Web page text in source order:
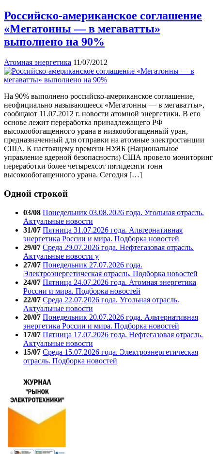
Российско-американское соглашение
«Мегатонны — в мегаватты»
выполнено на 90%
Атомная энергетика 11/07/2012
На 90% выполнено российско-американское соглашение,
неофициально называющееся «Мегатонны — в мегаватты»,
сообщают 11.07.2012 г. новости атомной энергетики. В его
основе лежит переработка принадлежащего РФ
высокообогащенного урана в низкообогащенный уран,
предназначенный для отправки на атомные электростанции
США. К настоящему времени НУЯБ (Национальное
управление ядерной безопасности) США провело мониторинг
переработки более четырехсот пятидесяти тонн
высокообогащенного урана. Сегодня […]
Одной строкой
03/08 Понедельник 03.08.2026 года. Угольная отрасль.
Актуальные новости
31/07 Пятница 31.07.2026 года. Альтернативная
энергетика России и мира. Подборка новостей
29/07 Среда 29.07.2026 года. Нефтегазовая отрасль.
Актуальные новости у
27/07 Понедельник 27.07.2026 года.
Электроэнергетическая отрасль. Подборка новостей
24/07 Пятница 24.07.2026 года. Атомная энергетика
России и мира. Подборка новостей
22/07 Среда 22.07.2026 года. Угольная отрасль.
Актуальные новости
20/07 Понедельник 20.07.2026 года. Альтернативная
энергетика России и мира. Подборка новостей
17/07 Пятница 17.07.2026 года. Нефтегазовая отрасль.
Актуальные новости
15/07 Среда 15.07.2026 года. Электроэнергетическая
отрасль. Подборка новостей